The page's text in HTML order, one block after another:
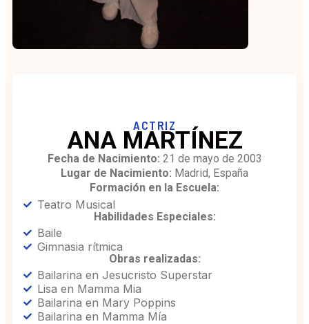
ACTRIZ
ANA MARTÍNEZ
Fecha de Nacimiento: 21 de mayo de 2003
Lugar de Nacimiento: Madrid, España
Formación en la Escuela:
Teatro Musical
Habilidades Especiales:
Baile
Gimnasia rítmica
Obras realizadas:
Bailarina en Jesucristo Superstar
Lisa en Mamma Mia
Bailarina en Mary Poppins
Bailarina en Mamma Mía